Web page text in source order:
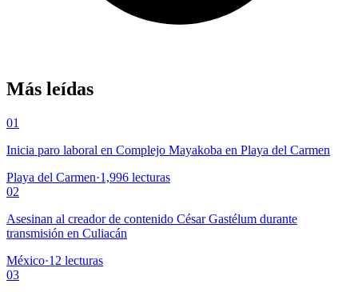
Más leídas
01
Inicia paro laboral en Complejo Mayakoba en Playa del Carmen
Playa del Carmen·1,996 lecturas
02
Asesinan al creador de contenido César Gastélum durante
transmisión en Culiacán
México·12 lecturas
03